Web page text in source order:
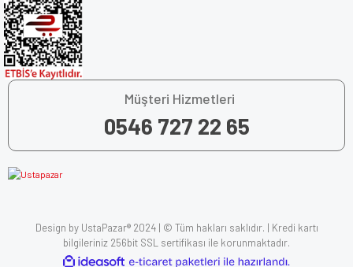
Müşteri Hizmetleri
0546 727 22 65
Design by UstaPazar® 2024 | © Tüm hakları saklıdır. | Kredi kartı
bilgileriniz 256bit SSL sertifikası ile korunmaktadır.
ideasoft e-